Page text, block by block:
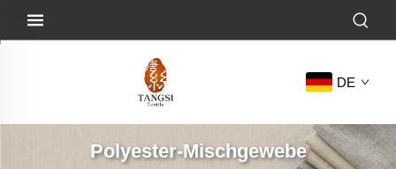
DE
Polyester-Mischgewebe